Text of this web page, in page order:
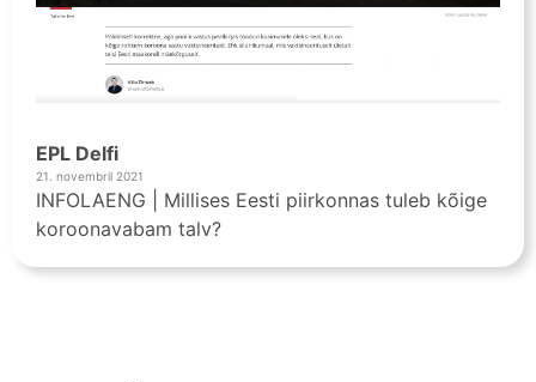
EPL Delfi
21. novembril 2021
INFOLAENG | Millises Eesti piirkonnas tuleb kõige
koroonavabam talv?